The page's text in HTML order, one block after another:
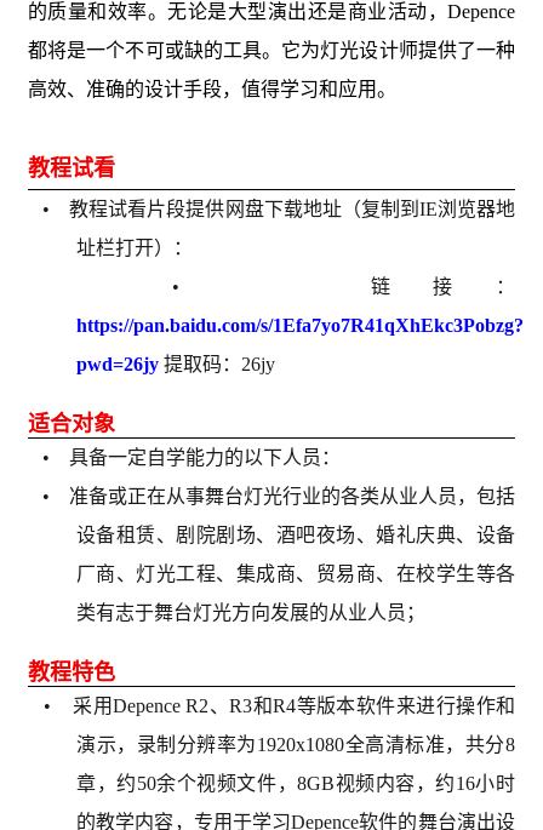
的质量和效率。无论是大型演出还是商业活动，Depence
都将是一个不可或缺的工具。它为灯光设计师提供了一种
高效、准确的设计手段，值得学习和应用。
教程试看
• 教程试看片段提供网盘下载地址（复制到IE浏览器地
址栏打开）：
• 链接：
https://pan.baidu.com/s/1Efa7yo7R41qXhEkc3Pobzg?
pwd=26jy 提取码：26jy
适合对象
• 具备一定自学能力的以下人员：
• 准备或正在从事舞台灯光行业的各类从业人员，包括
设备租赁、剧院剧场、酒吧夜场、婚礼庆典、设备
厂商、灯光工程、集成商、贸易商、在校学生等各
类有志于舞台灯光方向发展的从业人员；
教程特色
• 采用Depence R2、R3和R4等版本软件来进行操作和
演示，录制分辨率为1920x1080全高清标准，共分8
章，约50余个视频文件，8GB视频内容，约16小时
的教学内容，专用于学习Depence软件的舞台演出设